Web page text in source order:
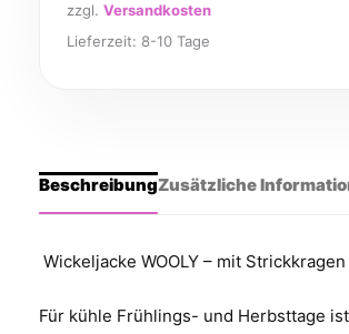
zzgl. Versandkosten
Lieferzeit: 8-10 Tage
BeschreibungZusätzliche
Wickeljacke WOOLY – mit Strickkragen
Für kühle Frühlings- und Herbsttage